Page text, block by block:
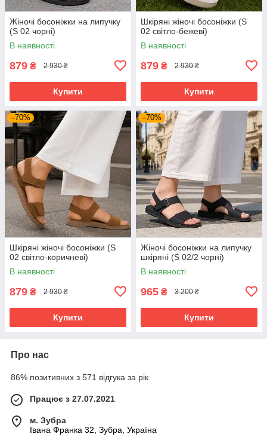
Жіночі босоніжки на липучку
(S 02 чорні)
В наявності
879 ₴ 2 930 ₴
Купити
Шкіряні жіночі босоніжки (S
02 світло-бежеві)
В наявності
879 ₴ 2 930 ₴
Купити
–70%
Шкіряні жіночі босоніжки (S
02 світло-коричневі)
В наявності
879 ₴ 2 930 ₴
Купити
–70%
Жіночі босоніжки на липучку
шкіряні (S 02/2 чорні)
В наявності
965 ₴ 3 200 ₴
Купити
Про нас
86% позитивних з 571 відгука за рік
Працює з 27.07.2021
м. Зубра
Івана Франка 32, Зубра, Україна